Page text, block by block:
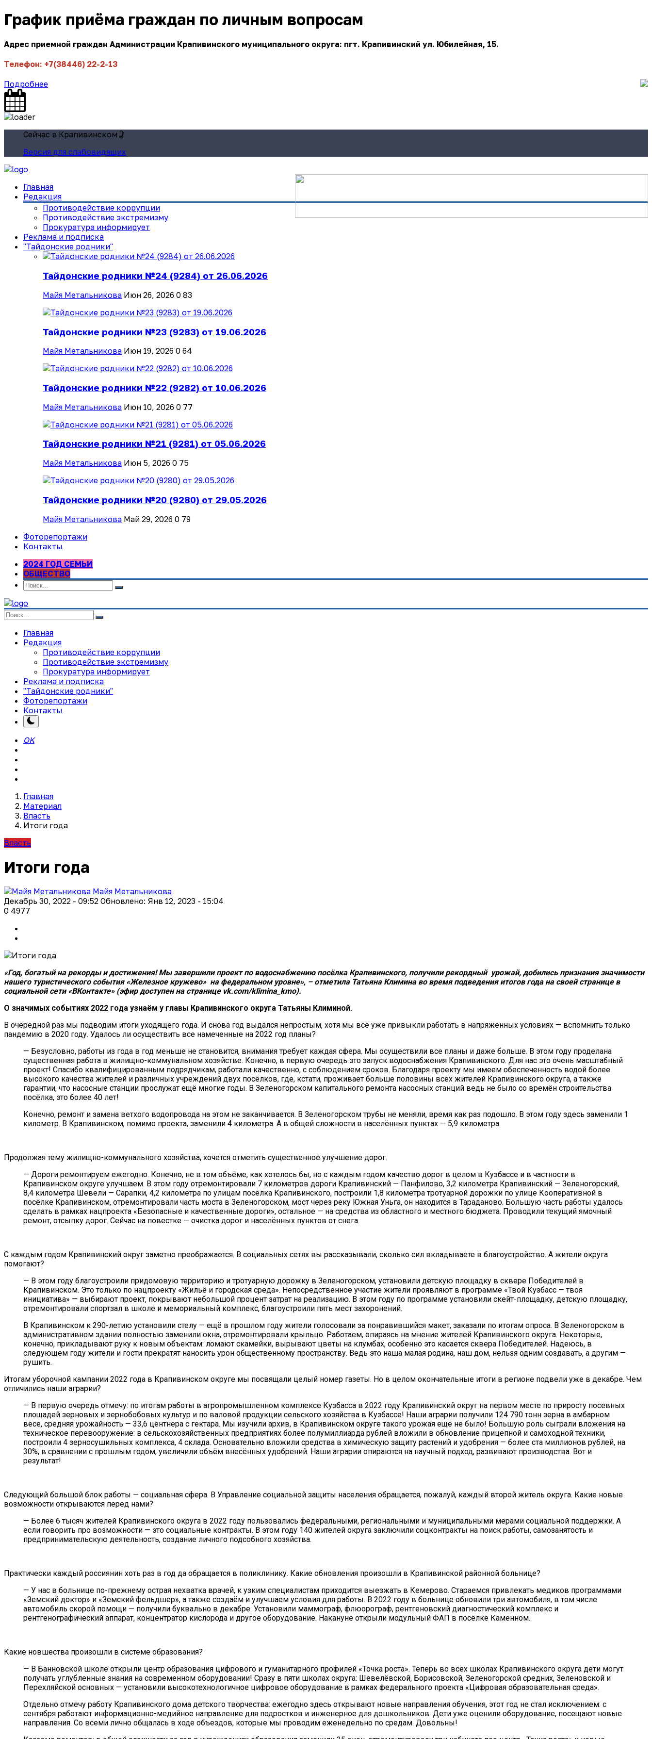
График приёма граждан по личным вопросам
Адрес приемной граждан Администрации Крапивинского муниципального округа: пгт. Крапивинский ул. Юбилейная, 15.
Телефон: +7(38446) 22-2-13
Подробнее
Сейчас в Крапивинском
Версия для слабовидящих
Главная
Редакция
Противодействие коррупции
Противодействие экстремизму
Прокуратура информирует
Реклама и подписка
"Тайдонские родники"
Тайдонские родники №24 (9284) от 26.06.2026
Майя Метальникова Июн 26, 2026 0 83
Тайдонские родники №23 (9283) от 19.06.2026
Майя Метальникова Июн 19, 2026 0 64
Тайдонские родники №22 (9282) от 10.06.2026
Майя Метальникова Июн 10, 2026 0 77
Тайдонские родники №21 (9281) от 05.06.2026
Майя Метальникова Июн 5, 2026 0 75
Тайдонские родники №20 (9280) от 29.05.2026
Майя Метальникова Май 29, 2026 0 79
Фоторепортажи
Контакты
2024 ГОД СЕМЬИ
ОБЩЕСТВО
Главная
Редакция
Противодействие коррупции
Противодействие экстремизму
Прокуратура информирует
Реклама и подписка
"Тайдонские родники"
Фоторепортажи
Контакты
OK
Главная
Материал
Власть
Итоги года
Власть
Итоги года
Майя Метальникова
Декабрь 30, 2022 - 09:52 Обновлено: Янв 12, 2023 - 15:04
0 4977
«Год, богатый на рекорды и достижения! Мы завершили проект по водоснабжению посёлка Крапивинского, получили рекордный урожай, добились признания значимости
нашего туристического события «Железное кружево» на федеральном уровне», – отметила Татьяна Климина во время подведения итогов года на своей странице в
социальной сети «ВКонтакте» (эфир доступен на странице vk.com/klimina_kmo).
О значимых событиях 2022 года узнаём у главы Крапивинского округа Татьяны Климиной.
В очередной раз мы подводим итоги уходящего года. И снова год выдался непростым, хотя мы все уже привыкли работать в напряжённых условиях — вспомнить только
пандемию в 2020 году. Удалось ли осуществить все намеченные на 2022 год планы?
— Безусловно, работы из года в год меньше не становится, внимания требует каждая сфера. Мы осуществили все планы и даже больше. В этом году проделана
существенная работа в жилищно-коммунальном хозяйстве. Конечно, в первую очередь это запуск водоснабжения Крапивинского. Для нас это очень масштабный
проект! Спасибо квалифицированным подрядчикам, работали качественно, с соблюдением сроков. Благодаря проекту мы имеем обеспеченность водой более
высокого качества жителей и различных учреждений двух посёлков, где, кстати, проживает больше половины всех жителей Крапивинского округа, а также
гарантии, что насосные станции прослужат ещё многие годы. В Зеленогорском капитального ремонта насосных станций ведь не было со времён строительства
посёлка, это более 40 лет!
Конечно, ремонт и замена ветхого водопровода на этом не заканчивается. В Зеленогорском трубы не меняли, время как раз подошло. В этом году здесь заменили 1
километр. В Крапивинском, помимо проекта, заменили 4 километра. А в общей сложности в населённых пунктах — 5,9 километра.
Продолжая тему жилищно-коммунального хозяйства, хочется отметить существенное улучшение дорог.
— Дороги ремонтируем ежегодно. Конечно, не в том объёме, как хотелось бы, но с каждым годом качество дорог в целом в Кузбассе и в частности в
Крапивинском округе улучшаем. В этом году отремонтировали 7 километров дороги Крапивинский — Панфилово, 3,2 километра Крапивинский — Зеленогорский,
8,4 километра Шевели — Сарапки, 4,2 километра по улицам посёлка Крапивинского, построили 1,8 километра тротуарной дорожки по улице Кооперативной в
посёлке Крапивинском, отремонтировали часть моста в Зеленогорском, мост через реку Южная Уньга, он находится в Тараданово. Большую часть работы удалось
сделать в рамках нацпроекта «Безопасные и качественные дороги», остальное — на средства из областного и местного бюджета. Проводили текущий ямочный
ремонт, отсыпку дорог. Сейчас на повестке — очистка дорог и населённых пунктов от снега.
С каждым годом Крапивинский округ заметно преображается. В социальных сетях вы рассказывали, сколько сил вкладываете в благоустройство. А жители округа
помогают?
— В этом году благоустроили придомовую территорию и тротуарную дорожку в Зеленогорском, установили детскую площадку в сквере Победителей в
Крапивинском. Это только по нацпроекту «Жильё и городская среда». Непосредственное участие жители проявляют в программе «Твой Кузбасс — твоя
инициатива» — выбирают проект, покрывают небольшой процент затрат на реализацию. В этом году по программе установили скейт-площадку, детскую площадку,
отремонтировали спортзал в школе и мемориальный комплекс, благоустроили пять мест захоронений.
В Крапивинском к 290-летию установили стелу — ещё в прошлом году жители голосовали за понравившийся макет, заказали по итогам опроса. В Зеленогорском в
административном здании полностью заменили окна, отремонтировали крыльцо. Работаем, опираясь на мнение жителей Крапивинского округа. Некоторые,
конечно, прикладывают руку к новым объектам: ломают скамейки, вырывают цветы на клумбах, особенно это касается сквера Победителей. Надеюсь, в
следующем году жители и гости прекратят наносить урон общественному пространству. Ведь это наша малая родина, наш дом, нельзя одним создавать, а другим —
рушить.
Итогам уборочной кампании 2022 года в Крапивинском округе мы посвящали целый номер газеты. Но в целом окончательные итоги в регионе подвели уже в декабре. Чем
отличились наши аграрии?
— В первую очередь отмечу: по итогам работы в агропромышленном комплексе Кузбасса в 2022 году Крапивинский округ на первом месте по приросту посевных
площадей зерновых и зернобобовых культур и по валовой продукции сельского хозяйства в Кузбассе! Наши аграрии получили 124 790 тонн зерна в амбарном
весе, средняя урожайность — 33,6 центнера с гектара. Мы изучили архив, в Крапивинском округе такого урожая ещё не было! Большую роль сыграли вложения на
техническое перевооружение: в сельскохозяйственных предприятиях более полумиллиарда рублей вложили в обновление прицепной и самоходной техники,
построили 4 зерносушильных комплекса, 4 склада. Основательно вложили средства в химическую защиту растений и удобрения — более ста миллионов рублей, на
30%, в сравнении с прошлым годом, увеличили объём внесённых удобрений. Наши аграрии опираются на научный подход, развивают производства. Вот и
результат!
Следующий большой блок работы — социальная сфера. В Управление социальной защиты населения обращается, пожалуй, каждый второй житель округа. Какие новые
возможности открываются перед нами?
— Более 6 тысяч жителей Крапивинского округа в 2022 году пользовались федеральными, региональными и муниципальными мерами социальной поддержки. А
если говорить про возможности — это социальные контракты. В этом году 140 жителей округа заключили соцконтракты на поиск работы, самозанятость и
предпринимательскую деятельность, создание личного подсобного хозяйства.
Практически каждый россиянин хоть раз в год да обращается в поликлинику. Какие обновления произошли в Крапивинской районной больнице?
— У нас в больнице по-прежнему острая нехватка врачей, к узким специалистам приходится выезжать в Кемерово. Стараемся привлекать медиков программами
«Земский доктор» и «Земский фельдшер», а также создаём и улучшаем условия для работы. В 2022 году в больнице обновили три автомобиля, в том числе
автомобиль скорой помощи — получили буквально в декабре. Установили маммограф, флюорограф, рентгеновский диагностический комплекс и
рентгенографический аппарат, концентратор кислорода и другое оборудование. Накануне открыли модульный ФАП в посёлке Каменном.
Какие новшества произошли в системе образования?
— В Банновской школе открыли центр образования цифрового и гуманитарного профилей «Точка роста». Теперь во всех школах Крапивинского округа дети могут
получать углубленные знания на современном оборудовании! Сразу в пяти школах округа: Шевелёвской, Борисовской, Зеленогорской средних, Зеленовской и
Перехляйской основных — установили высокотехнологичное цифровое оборудование в рамках федерального проекта «Цифровая образовательная среда».
Отдельно отмечу работу Крапивинского дома детского творчества: ежегодно здесь открывают новые направления обучения, этот год не стал исключением: с
сентября работают информационно-медийное направление для подростков и инженерное для дошкольников. Дети уже оценили оборудование, посещают новые
направления. Со всеми лично общалась в ходе объездов, которые мы проводим еженедельно по средам. Довольны!